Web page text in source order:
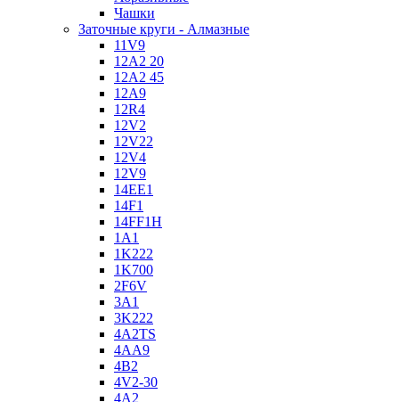
Чашки
Заточные круги - Алмазные
11V9
12A2 20
12A2 45
12A9
12R4
12V2
12V22
12V4
12V9
14EE1
14F1
14FF1H
1A1
1K222
1K700
2F6V
3A1
3K222
4A2TS
4AA9
4B2
4V2-30
4А2